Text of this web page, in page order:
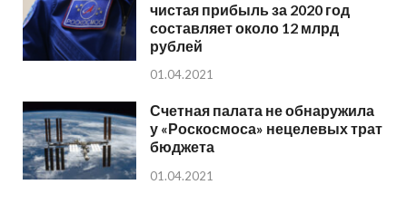
чистая прибыль за 2020 год
составляет около 12 млрд
рублей
01.04.2021
Счетная палата не обнаружила
у «Роскосмоса» нецелевых трат
бюджета
01.04.2021